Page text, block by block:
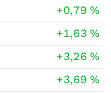
+0,79%
+1,63%
+3,26%
+3,69%